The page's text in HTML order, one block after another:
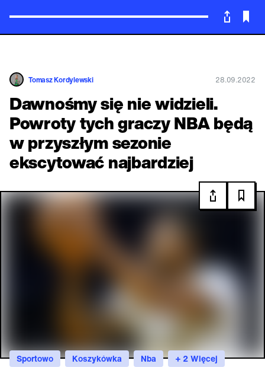
Powrót
Tomasz Kordylewski 28.09.2022
Dawnośmy się nie widzieli.
Powroty tych graczy NBA będą
w przyszłym sezonie
ekscytować najbardziej
Sportowo Koszykówka Nba + 2 Więcej